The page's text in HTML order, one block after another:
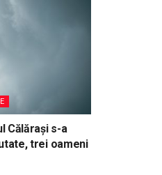
Călărași s-a
trei oameni